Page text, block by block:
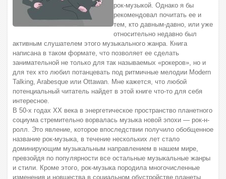
рок-музыкой. Однако я бы
рекомендовал почитать ее и
тем, кто давным-давно, или уже
относительно недавно был
активным слушателем этого музыкального жанра. Книга
написана в таком формате, что позволяет ее сделать
занимательной не только для так называемых «рокеров», но и
для тех кто любил потанцевать под ритмичные мелодии Modern
Talking, Arabesque или Ottawan. Мне кажется, что любой
потенциальный читатель найдет в этой книге что-то для себя
интересное.
В 50-х годах ХХ века в энергетическое пространство планетного
социума стремительно ворвалась музыка новой эпохи — рок-н-
ролл. Это явление, которое впоследствии получило обобщенное
название рок-музыка, в течение нескольких лет стало
доминирующим музыкальным направлением в нашем мире,
превзойдя по популярности все остальные музыкальные жанры
и стили. Кроме этого, рок-музыка породила многочисленные
изменения и новшества в социальном обустройстве планеты